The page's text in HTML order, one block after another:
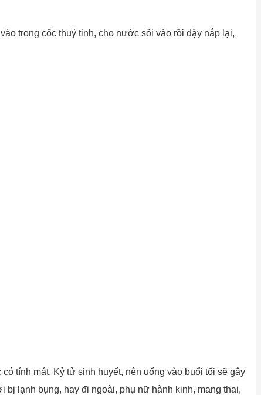
trong cốc thuỷ tinh, cho nước sôi vào rồi đậy nắp lại,
tính mát, Kỷ tử sinh huyết, nên uống vào buổi tối sẽ gây
lạnh bụng, hay đi ngoài, phụ nữ hành kinh, mang thai,